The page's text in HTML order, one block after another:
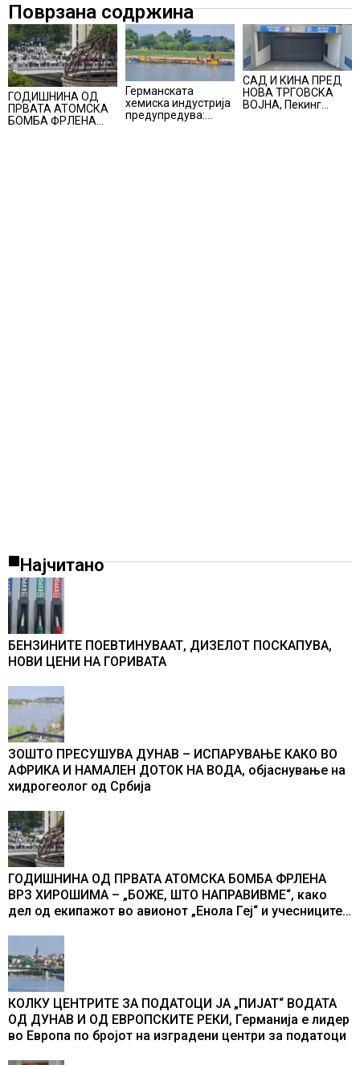
Поврзана содржина
ГОДИШНИНА ОД
ПРВАТА АТОМСКА
БОМБА ФРЛЕНА
Германската
хемиска индустрија
предупредува:
САД И КИНА ПРЕД
НОВА ТРГОВСКА
ВОЈНА, Пекинг
Најчитано
БЕНЗИНИТЕ ПОЕВТИНУВААТ, ДИЗЕЛОТ ПОСКАПУВА,
НОВИ ЦЕНИ НА ГОРИВАТА
ЗОШТО ПРЕСУШУВА ДУНАВ – ИСПАРУВАЊЕ КАКО ВО
АФРИКА И НАМАЛЕН ДОТОК НА ВОДА, објаснување на
хидрогеолог од Србија
ГОДИШНИНА ОД ПРВАТА АТОМСКА БОМБА ФРЛЕНА
ВРЗ ХИРОШИМА – „БОЖЕ, ШТО НАПРАВИВМЕ“, како
дел од екипажот во авионот „Енола Геј“ и учесниците
промени текот на историјата
КОЛКУ ЦЕНТРИТЕ ЗА ПОДАТОЦИ ЈА „ПИЈАТ“ ВОДАТА
ОД ДУНАВ И ОД ЕВРОПСКИТЕ РЕКИ, Германија е лидер
во Европа по бројот на изградени центри за податоци